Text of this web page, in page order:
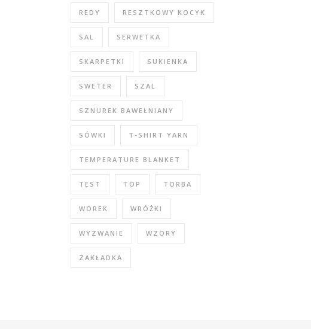
REDY RESZTKOWY KOCYK
SAL SERWETKA
SKARPETKI SUKIENKA
SWETER SZAL
SZNUREK BAWEŁNIANY
SÓWKI T-SHIRT YARN
TEMPERATURE BLANKET
TEST TOP TORBA
WOREK WRÓŻKI
WYZWANIE WZORY
ZAKŁADKA